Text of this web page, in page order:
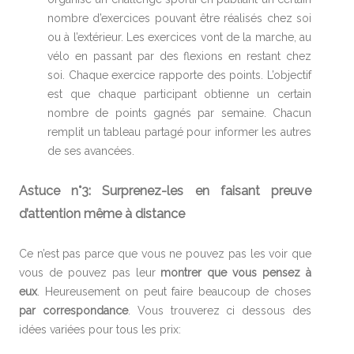
nombre d’exercices pouvant être réalisés chez soi
ou à l’extérieur. Les exercices vont de la marche, au
vélo en passant par des flexions en restant chez
soi. Chaque exercice rapporte des points. L’objectif
est que chaque participant obtienne un certain
nombre de points gagnés par semaine. Chacun
remplit un tableau partagé pour informer les autres
de ses avancées.
Astuce n°3: Surprenez-les en faisant preuve
d’attention même à distance
Ce n’est pas parce que vous ne pouvez pas les voir que
vous de pouvez pas leur montrer que vous pensez à
eux. Heureusement on peut faire beaucoup de choses
par correspondance. Vous trouverez ci dessous des
idées variées pour tous les prix: